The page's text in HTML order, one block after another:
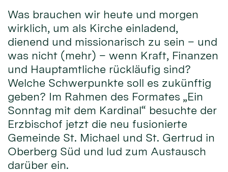
Was brauchen wir heute und morgen
wirklich, um als Kirche einladend,
dienend und missionarisch zu sein – und
was nicht (mehr) – wenn Kraft, Finanzen
und Hauptamtliche rückläufig sind?
Welche Schwerpunkte soll es zukünftig
geben? Im Rahmen des Formates „Ein
Sonntag mit dem Kardinal“ besuchte der
Erzbischof jetzt die neu fusionierte
Gemeinde St. Michael und St. Gertrud in
Oberberg Süd und lud zum Austausch
darüber ein.